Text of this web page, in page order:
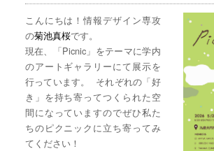
こんにちは！情報デザイン専攻
の菊池真桜です。
現在、「Picnic」をテーマに学内
のアートギャラリーにて展示を
行っています。 それぞれの「好
き」を持ち寄ってつくられた空
間になっていますのでぜひ私た
ちのピクニックに立ち寄ってみ
てください！